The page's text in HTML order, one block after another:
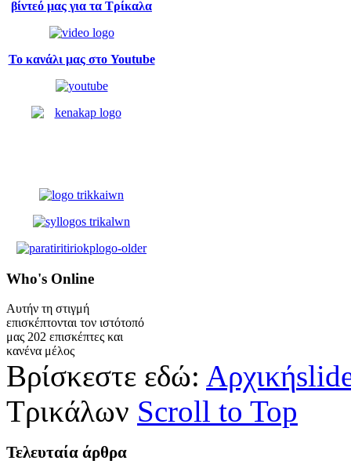
βίντεό μας για τα Τρίκαλα
Το κανάλι μας στο Youtube
Who's Online
Αυτήν τη στιγμή
επισκέπτονται τον ιστότοπό
μας 202 επισκέπτες και
κανένα μέλος
Βρίσκεστε εδώ: Αρχική
Τρικάλων Scroll to Top
Τελευταία άρθρα